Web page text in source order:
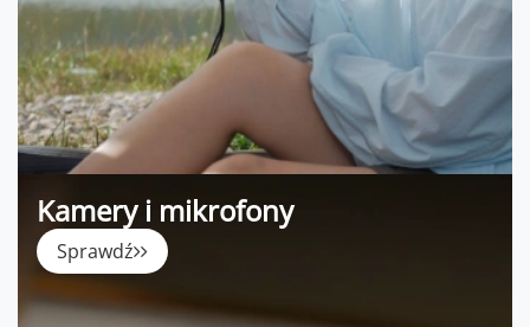
Kamery i mikrofony
Sprawdź